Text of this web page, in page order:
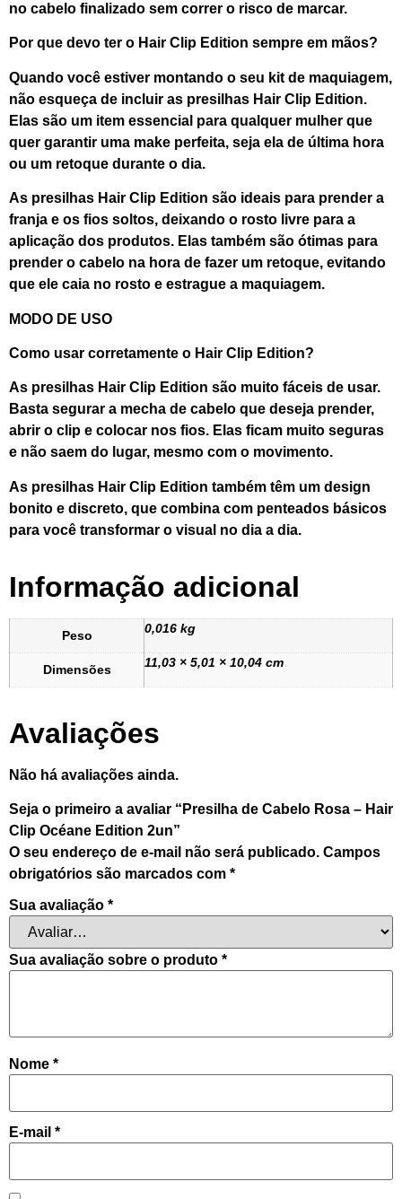
no cabelo finalizado sem correr o risco de marcar.
Por que devo ter o Hair Clip Edition sempre em mãos?
Quando você estiver montando o seu kit de maquiagem,
não esqueça de incluir as presilhas Hair Clip Edition.
Elas são um item essencial para qualquer mulher que
quer garantir uma make perfeita, seja ela de última hora
ou um retoque durante o dia.
As presilhas Hair Clip Edition são ideais para prender a
franja e os fios soltos, deixando o rosto livre para a
aplicação dos produtos. Elas também são ótimas para
prender o cabelo na hora de fazer um retoque, evitando
que ele caia no rosto e estrague a maquiagem.
MODO DE USO
Como usar corretamente o Hair Clip Edition?
As presilhas Hair Clip Edition são muito fáceis de usar.
Basta segurar a mecha de cabelo que deseja prender,
abrir o clip e colocar nos fios. Elas ficam muito seguras
e não saem do lugar, mesmo com o movimento.
As presilhas Hair Clip Edition também têm um design
bonito e discreto, que combina com penteados básicos
para você transformar o visual no dia a dia.
Informação adicional
Peso 0,016 kg
Dimensões 11,03 × 5,01 × 10,04 cm
Avaliações
Não há avaliações ainda.
Seja o primeiro a avaliar “Presilha de Cabelo Rosa – Hair
Clip Océane Edition 2un”
O seu endereço de e-mail não será publicado. Campos
obrigatórios são marcados com *
Sua avaliação *
Sua avaliação sobre o produto *
Nome *
E-mail *